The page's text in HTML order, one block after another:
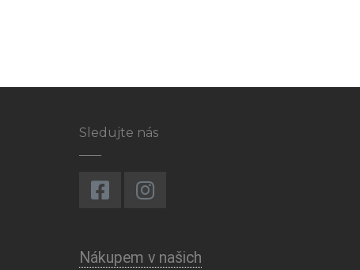
Sledujte nás
Nákupem v našich